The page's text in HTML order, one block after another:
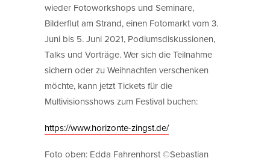
wieder Fotoworkshops und Seminare,
Bilderflut am Strand, einen Fotomarkt vom 3.
Juni bis 5. Juni 2021, Podiumsdiskussionen,
Talks und Vorträge. Wer sich die Teilnahme
sichern oder zu Weihnachten verschenken
möchte, kann jetzt Tickets für die
Multivisionsshows zum Festival buchen:
https://www.horizonte-zingst.de/
Foto oben: Edda Fahrenhorst ©Sebastian